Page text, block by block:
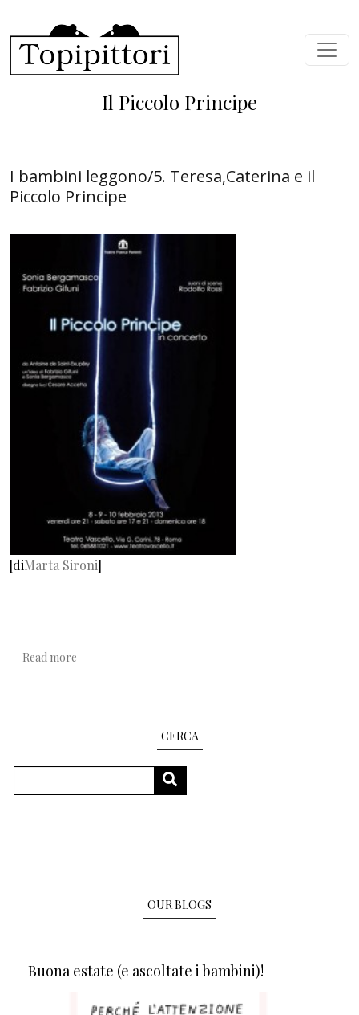
Il Piccolo Principe
I bambini leggono/5. Teresa,Caterina e il
Piccolo Principe
[diMarta Sironi]
Read more
CERCA
SEARCH
OUR BLOGS
Buona estate (e ascoltate i bambini)!